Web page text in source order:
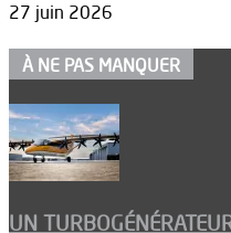
27 juin 2026
À NE PAS MANQUER
UN